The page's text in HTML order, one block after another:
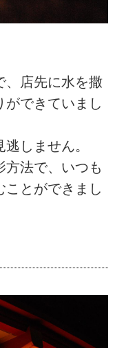
、店先に水を撒
ができていまし
しません。
方法で、いつも
ことができまし